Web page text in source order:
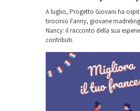
A luglio, Progetto Giovani ha
tirocinio Fanny, giovane
Nancy: il racconto della sua
contributi.